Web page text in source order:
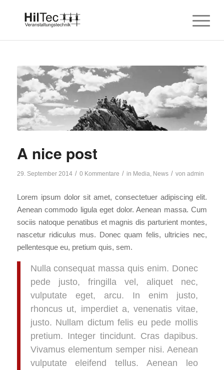
A nice post
29. September 2014 / 0 Kommentare / in Media, News / von admin
Lorem ipsum dolor sit amet, consectetuer adipiscing elit.
Aenean commodo ligula eget dolor. Aenean massa. Cum
sociis natoque penatibus et magnis dis parturient montes,
nascetur ridiculus mus. Donec quam felis, ultricies nec,
pellentesque eu, pretium quis, sem.
Nulla consequat massa quis enim. Donec
pede justo, fringilla vel, aliquet nec,
vulputate eget, arcu. In enim justo,
rhoncus ut, imperdiet a, venenatis vitae,
justo. Nullam dictum felis eu pede mollis
pretium. Integer tincidunt. Cras dapibus.
Vivamus elementum semper nisi. Aenean
vulputate eleifend tellus. Aenean leo